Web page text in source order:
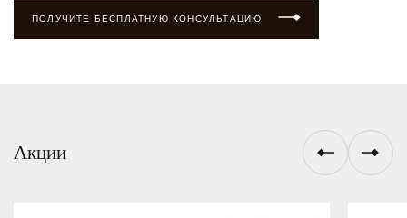
ПОЛУЧИТЕ БЕСПЛАТНУЮ КОНСУЛЬТАЦИЮ
Акции